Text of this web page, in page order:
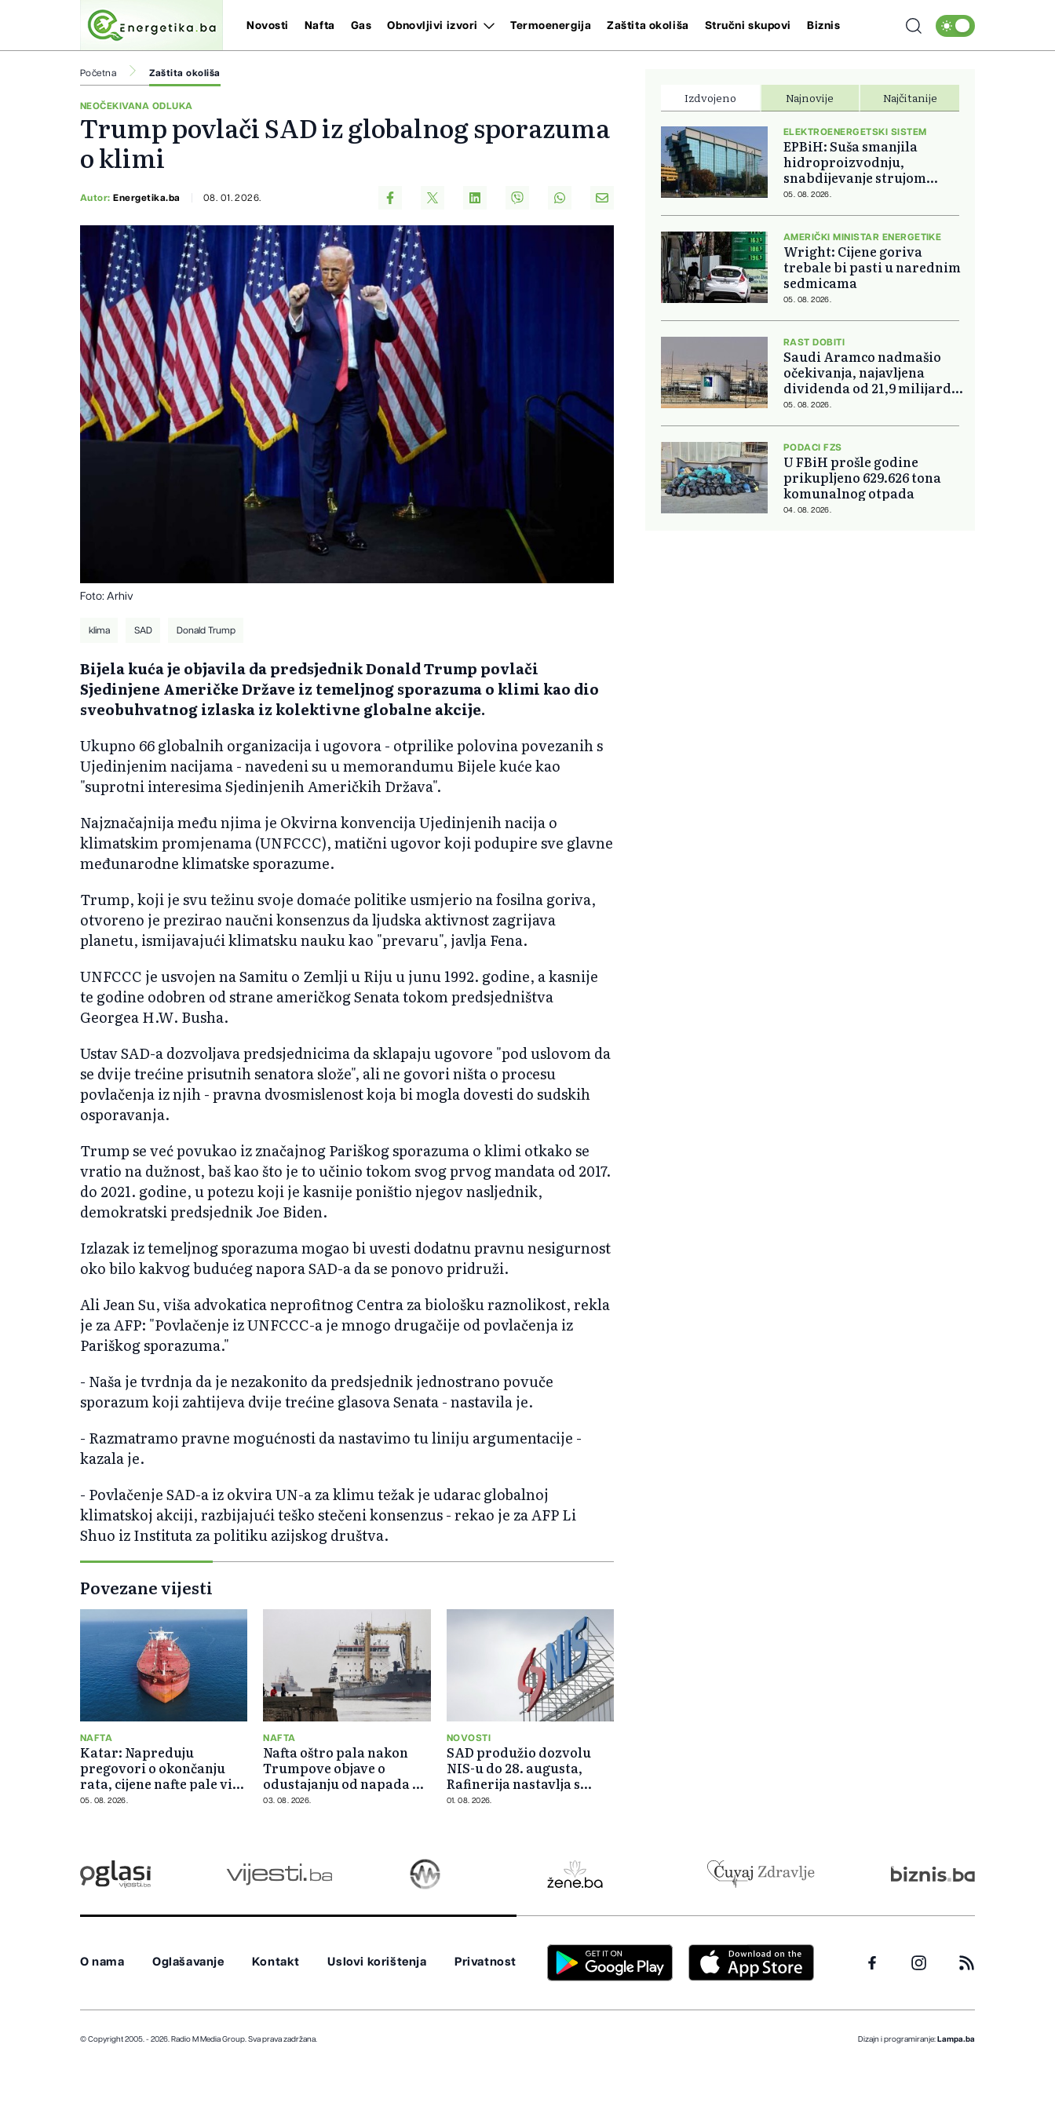
Novosti Nafta Gas Obnovljivi izvori Termoenergija Zaštita okoliša Stručni skupovi Biznis
Početna Zaštita okoliša
NEOČEKIVANA ODLUKA
Trump povlači SAD iz globalnog sporazuma
o klimi
Autor:Energetika.ba 08. 01. 2026.
Foto: Arhiv
klima SAD Donald Trump
Bijela kuća je objavila da predsjednik Donald Trump povlači
Sjedinjene Američke Države iz temeljnog sporazuma o klimi kao dio
sveobuhvatnog izlaska iz kolektivne globalne akcije.
Ukupno 66 globalnih organizacija i ugovora - otprilike polovina povezanih s
Ujedinjenim nacijama - navedeni su u memorandumu Bijele kuće kao
"suprotni interesima Sjedinjenih Američkih Država".
Najznačajnija među njima je Okvirna konvencija Ujedinjenih nacija o
klimatskim promjenama (UNFCCC), matični ugovor koji podupire sve glavne
međunarodne klimatske sporazume.
Trump, koji je svu težinu svoje domaće politike usmjerio na fosilna goriva,
otvoreno je prezirao naučni konsenzus da ljudska aktivnost zagrijava
planetu, ismijavajući klimatsku nauku kao "prevaru", javlja Fena.
UNFCCC je usvojen na Samitu o Zemlji u Riju u junu 1992. godine, a kasnije
te godine odobren od strane američkog Senata tokom predsjedništva
Georgea H.W. Busha.
Ustav SAD-a dozvoljava predsjednicima da sklapaju ugovore "pod uslovom da
se dvije trećine prisutnih senatora slože", ali ne govori ništa o procesu
povlačenja iz njih - pravna dvosmislenost koja bi mogla dovesti do sudskih
osporavanja.
Trump se već povukao iz značajnog Pariškog sporazuma o klimi otkako se
vratio na dužnost, baš kao što je to učinio tokom svog prvog mandata od 2017.
do 2021. godine, u potezu koji je kasnije poništio njegov nasljednik,
demokratski predsjednik Joe Biden.
Izlazak iz temeljnog sporazuma mogao bi uvesti dodatnu pravnu nesigurnost
oko bilo kakvog budućeg napora SAD-a da se ponovo pridruži.
Ali Jean Su, viša advokatica neprofitnog Centra za biološku raznolikost, rekla
je za AFP: "Povlačenje iz UNFCCC-a je mnogo drugačije od povlačenja iz
Pariškog sporazuma."
- Naša je tvrdnja da je nezakonito da predsjednik jednostrano povuče
sporazum koji zahtijeva dvije trećine glasova Senata - nastavila je.
- Razmatramo pravne mogućnosti da nastavimo tu liniju argumentacije -
kazala je.
- Povlačenje SAD-a iz okvira UN-a za klimu težak je udarac globalnoj
klimatskoj akciji, razbijajući teško stečeni konsenzus - rekao je za AFP Li
Shuo iz Instituta za politiku azijskog društva.
Povezane vijesti
NAFTA
Katar: Napreduju
pregovori o okončanju
rata, cijene nafte pale više
od 5 posto
05. 08. 2026.
NAFTA
Nafta oštro pala nakon
Trumpove objave o
odustajanju od napada na
Iran
03. 08. 2026.
NOVOSTI
SAD produžio dozvolu
NIS-u do 28. augusta,
Rafinerija nastavlja s
radom
01. 08. 2026.
Izdvojeno Najnovije Najčitanije
ELEKTROENERGETSKI SISTEM
EPBiH: Suša smanjila
hidroproizvodnju,
snabdijevanje strujom
ostaje stabilno
05. 08. 2026.
AMERIČKI MINISTAR ENERGETIKE
Wright: Cijene goriva
trebale bi pasti u narednim
sedmicama
05. 08. 2026.
RAST DOBITI
Saudi Aramco nadmašio
očekivanja, najavljena
dividenda od 21,9 milijardi
dolara
05. 08. 2026.
PODACI FZS
U FBiH prošle godine
prikupljeno 629.626 tona
komunalnog otpada
04. 08. 2026.
O nama Oglašavanje Kontakt Uslovi korištenja Privatnost
© Copyright 2005. - 2026. Radio M Media Group. Sva prava zadržana. Dizajn i programiranje: Lampa.ba